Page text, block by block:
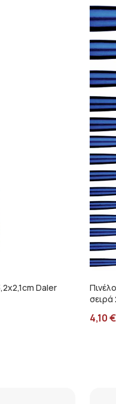
Daler
σειρά
4,10€